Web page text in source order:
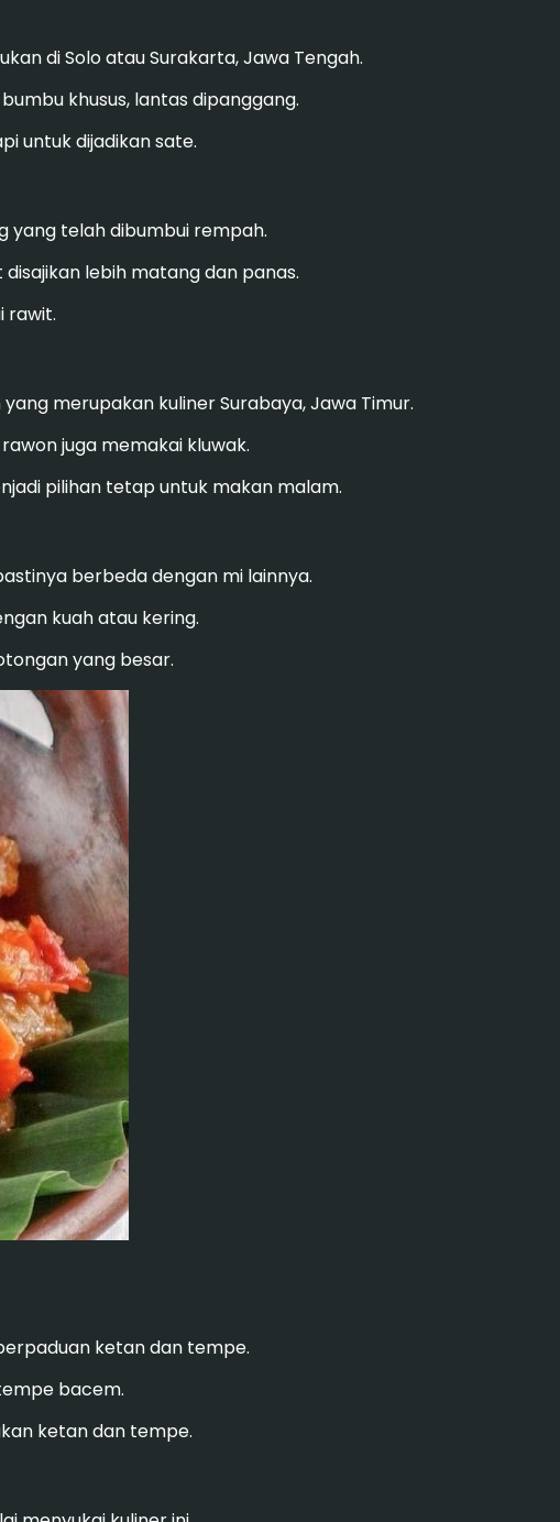
di Solo atau Surakarta, Jawa Tengah.
khusus, lantas dipanggang.
untuk dijadikan sate.
yang telah dibumbui rempah.
lebih matang dan panas.
rawit.
merupakan kuliner Surabaya, Jawa Timur.
juga memakai kluwak.
pilihan tetap untuk makan malam.
berbeda dengan mi lainnya.
kuah atau kering.
yang besar.
ketan dan tempe.
bacem.
ketan dan tempe.